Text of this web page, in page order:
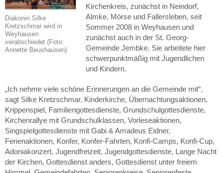
Diakonin Silke
Kretzschmar wird in
Weyhausen
verabschiedet (Foto:
Annette Beushausen)
Kirchenkreis, zunächst in Neindorf,
Almke, Mörse und Fallersleben, seit
Sommer 2008 in Weyhausen und
zunächst auch in der St. Georg-
Gemeinde Jembke. Sie arbeitete hier
schwerpunktmäßig mit Jugendlichen
und Kindern.
„Ich nehme viele schöne Erinnerungen an die Gemeinde mit“,
sagt Silke Kretzschmar. Kinderkirche, Übernachtungsaktionen,
Krippenspiel, Familiengottesdienste, Grundschulgottesdienste,
Kirchenrallye mit Grundschulklassen, Vorleseaktionen,
Singspielgottesdienste mit Gabi & Amadeus Eidner,
Ferienaktionen, Konfer, Konfer-Fahrten, Konfi-Camps, Konfi-Cup,
Adoniakonzert, Jugendfreizeit, Jugendgottesdienste, Lange Nacht
der Kirchen, Gottesdienst anders, Gottesdienst unter freiem